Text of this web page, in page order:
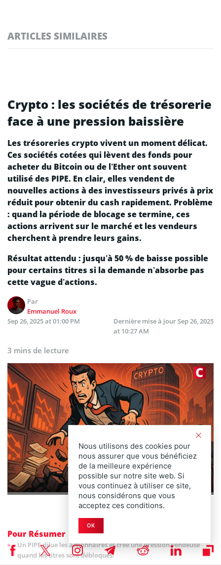
ARTICLES SIMILAIRES
Crypto : les sociétés de trésorerie
face à une pression baissière
Les trésoreries crypto vivent un moment délicat.
Ces sociétés cotées qui lèvent des fonds pour
acheter du Bitcoin ou de l’Ether ont souvent
utilisé des PIPE. En clair, elles vendent de
nouvelles actions à des investisseurs privés à prix
réduit pour obtenir du cash rapidement. Problème
: quand la période de blocage se termine, ces
actions arrivent sur le marché et les vendeurs
cherchent à prendre leurs gains.
Résultat attendu : jusqu’à 50 % de baisse possible
pour certains titres si la demande n’absorbe pas
cette vague d’actions.
Par
Emmanuel Roux
Sep 26, 2025 at 01:00 PM
Dernière mise à jourSep 26, 2025
at 10:27 AM
3 mins de lecture
Pour Résumer
Un PIPE dilue les actionnaires et crée une pression vendeuse
quand les titres sont débloqués.
Nous utilisons des cookies pour
nous assurer que vous bénéficiez
de la meilleure expérience
possible sur notre site web. Si
vous continuez à utiliser ce site,
nous considérons que vous
acceptez ces conditions.
OK